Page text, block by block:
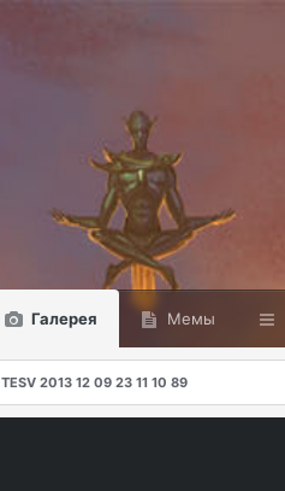
Галерея Мемы
TESV 2013 12 09 23 11 10 89